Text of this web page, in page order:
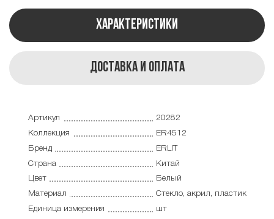
Характеристики
Доставка и оплата
Артикул
20282
Коллекция
ER4512
Бренд
ERLIT
Страна
Китай
Цвет
Белый
Материал
Стекло, акрил, пластик
Единица измерения
шт